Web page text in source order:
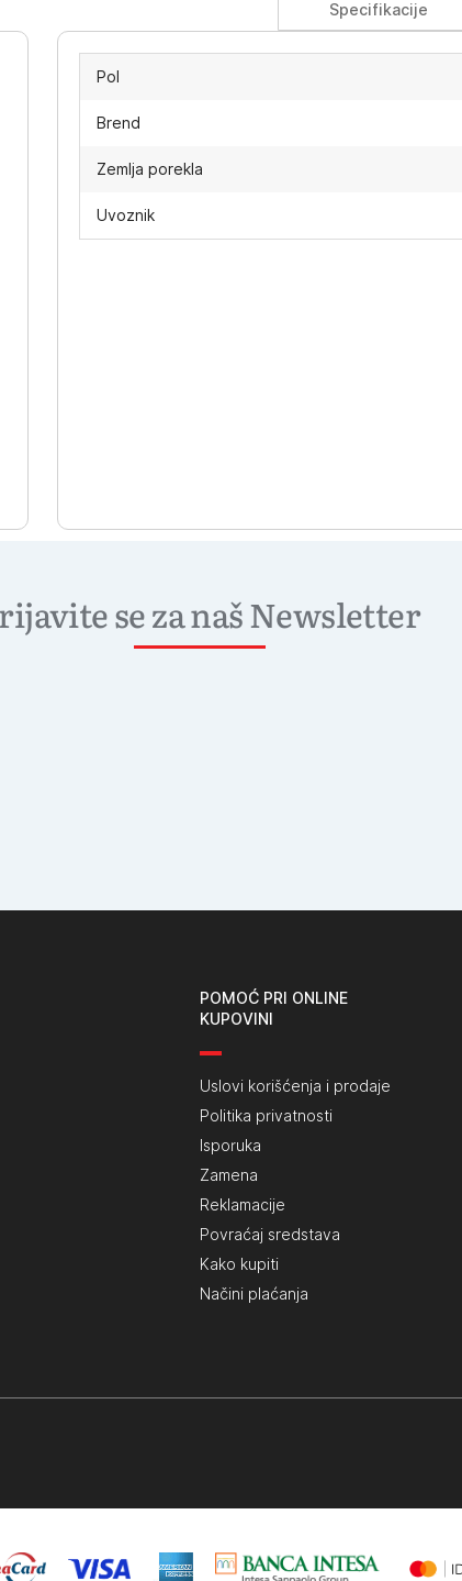
Specifikacije
Pol
Brend
Zemlja porekla
Uvoznik
se za naš Newsletter
POMOĆ PRI ONLINE
KUPOVINI
Uslovi korišćenja i prodaje
Politika privatnosti
Isporuka
Zamena
Reklamacije
Povraćaj sredstava
Kako kupiti
Načini plaćanja